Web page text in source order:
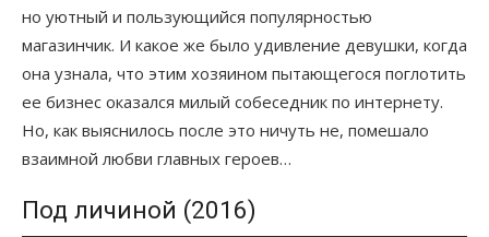
но уютный и пользующийся популярностью
магазинчик. И какое же было удивление девушки, когда
она узнала, что этим хозяином пытающегося поглотить
ее бизнес оказался милый собеседник по интернету.
Но, как выяснилось после это ничуть не, помешало
взаимной любви главных героев…
Под личиной (2016)